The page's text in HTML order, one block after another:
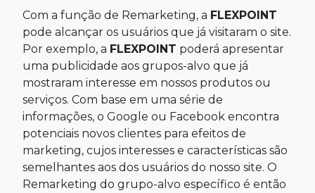
Com a função de Remarketing, a FLEXPOINT
pode alcançar os usuários que já visitaram o site.
Por exemplo, a FLEXPOINT poderá apresentar
uma publicidade aos grupos-alvo que já
mostraram interesse em nossos produtos ou
serviços. Com base em uma série de
informações, o Google ou Facebook encontra
potenciais novos clientes para efeitos de
marketing, cujos interesses e características são
semelhantes aos dos usuários do nosso site. O
Remarketing do grupo-alvo específico é então